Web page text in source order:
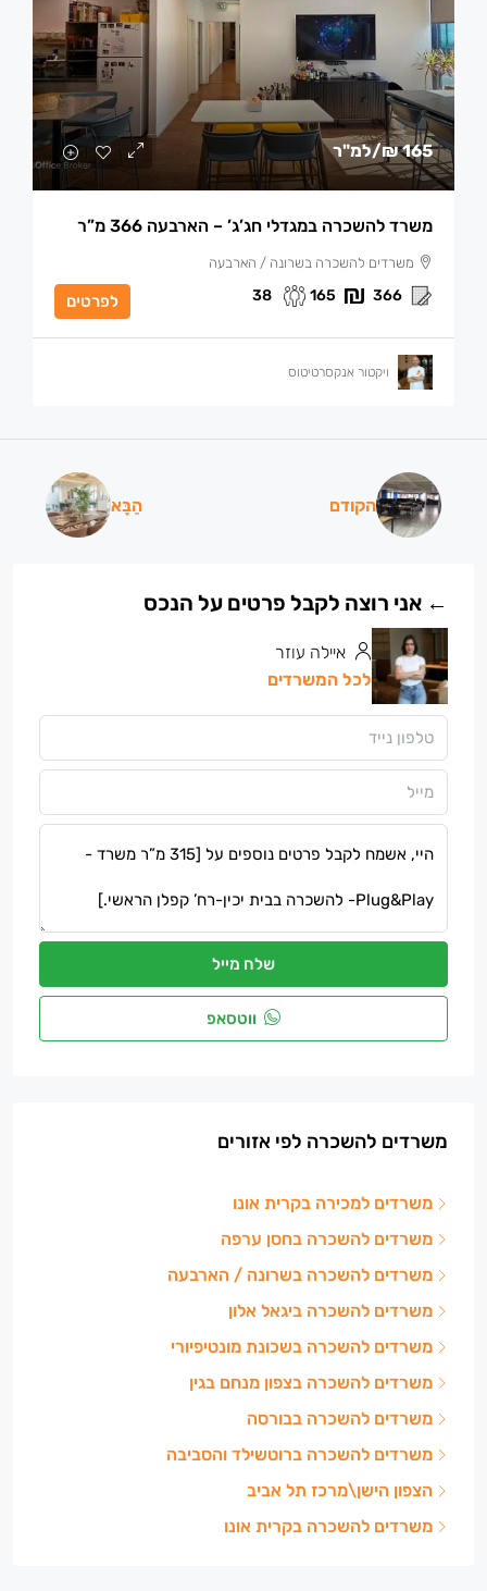
165 ₪ /למ"ר
משרד להשכרה במגדלי חג’ג’ – הארבעה 366 מ”ר
משרדים להשכרה בשרונה / הארבעה
366
165
38 לפרטים
ויקטור אנקסרטיטוס
הקודם הַבָּא
איילה עוזר
לכל המשרדים
שלח מייל
ווטסאפ
משרדים להשכרה לפי אזורים
משרדים למכירה בקרית אונו
משרדים להשכרה בחסן ערפה
משרדים להשכרה בשרונה / הארבעה
משרדים להשכרה ביגאל אלון
משרדים להשכרה בשכונת מונטיפיורי
משרדים להשכרה בצפון מנחם בגין
משרדים להשכרה בבורסה
משרדים להשכרה ברוטשילד והסביבה
הצפון הישן\מרכז תל אביב
משרדים להשכרה בקרית אונו